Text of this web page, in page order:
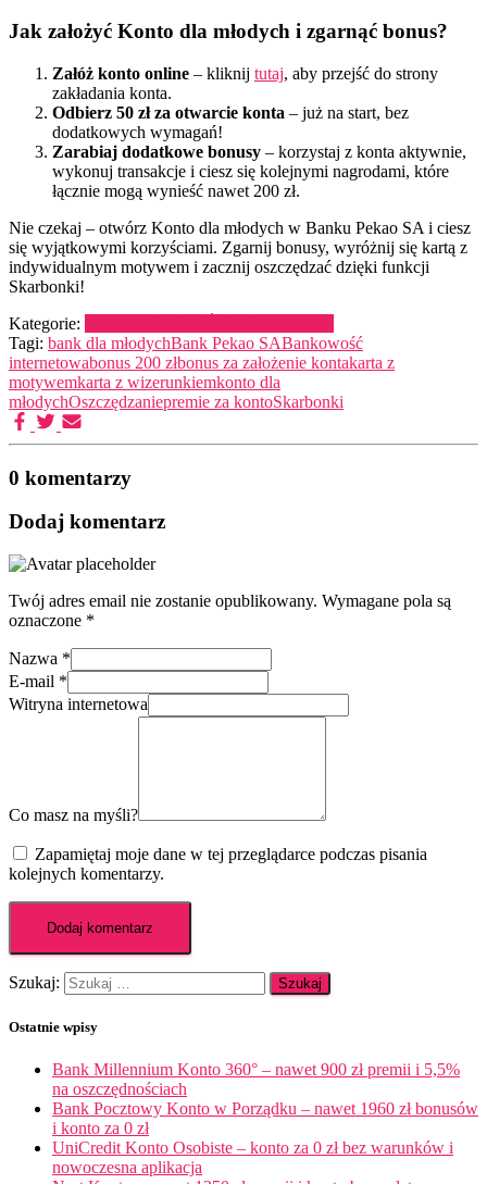
Jak założyć Konto dla młodych i zgarnąć bonus?
Załóż konto online – kliknij tutaj, aby przejść do strony
zakładania konta.
Odbierz 50 zł za otwarcie konta – już na start, bez
dodatkowych wymagań!
Zarabiaj dodatkowe bonusy – korzystaj z konta aktywnie,
wykonuj transakcje i ciesz się kolejnymi nagrodami, które
łącznie mogą wynieść nawet 200 zł.
Nie czekaj – otwórz Konto dla młodych w Banku Pekao SA i ciesz
się wyjątkowymi korzyściami. Zgarnij bonusy, wyróżnij się kartą z
indywidualnym motywem i zacznij oszczędzać dzięki funkcji
Skarbonki!
Kategorie:
Tagi: bank dla młodychBank Pekao SABankowość
internetowabonus 200 złbonus za założenie kontakarta z
motywemkarta z wizerunkiemkonto dla
młodychOszczędzaniepremie za kontoSkarbonki
0 komentarzy
Dodaj komentarz
Twój adres email nie zostanie opublikowany. Wymagane pola są
oznaczone *
Nazwa *
E-mail *
Witryna internetowa
Co masz na myśli?
Zapamiętaj moje dane w tej przeglądarce podczas pisania
kolejnych komentarzy.
Szukaj:
Ostatnie wpisy
Bank Millennium Konto 360° – nawet 900 zł premii i 5,5%
na oszczędnościach
Bank Pocztowy Konto w Porządku – nawet 1960 zł bonusów
i konto za 0 zł
UniCredit Konto Osobiste – konto za 0 zł bez warunków i
nowoczesna aplikacja